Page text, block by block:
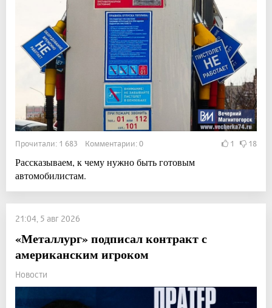
Прочитали: 1 683 Комментарии: 0 1 18
Рассказываем, к чему нужно быть готовым
автомобилистам.
21:04, 5 авг 2026
«Металлург» подписал контракт с
американским игроком
Новости